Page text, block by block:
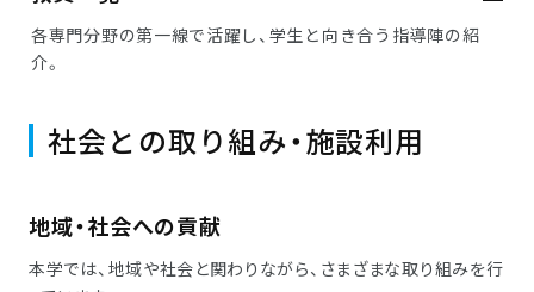
各専門分野の第一線で活躍し、学生と向き合う指導陣の紹
介。
社会との取り組み・施設利用
地域・社会への貢献
本学では、地域や社会と関わりながら、さまざまな取り組みを行